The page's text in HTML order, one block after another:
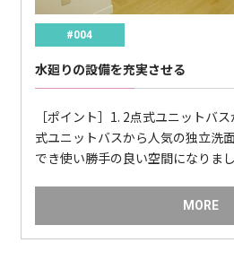
#004
水廻りの設備を充実させる
［ポイント］1. 2点式ユニットバ
式ユニットバスから人気の独立洗
でき使い勝手の良い空間になりま
MORE